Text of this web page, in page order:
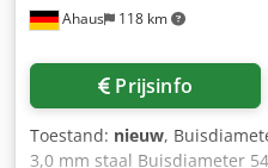
Ahaus 118 km
Prijsinfo
Toestand: nieuw,
3,0 mm staal Buisdiameter